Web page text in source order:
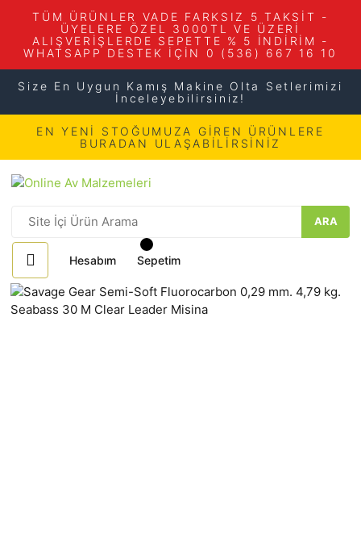
TÜM ÜRÜNLER VADE FARKSIZ 5 TAKSİT -
ÜYELERE ÖZEL 3000TL VE ÜZERİ
ALIŞVERİŞLERDE SEPETTE % 5 İNDİRİM -
WHATSAPP DESTEK İÇİN 0 (536) 667 16 10
Size En Uygun Kamış Makine Olta Setlerimizi
İnceleyebilirsiniz!
EN YENİ STOĞUMUZA GİREN ÜRÜNLERE
BURADAN ULAŞABİLİRSİNİZ
ARA
Hesabım Sepetim